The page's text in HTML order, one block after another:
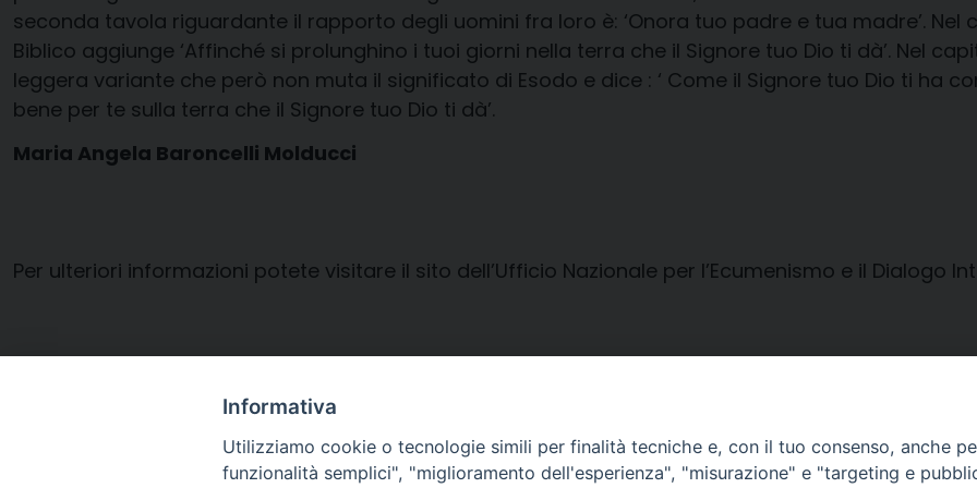
seconda tavola riguardante il rapporto degli uomini fra loro è: ‘Onora tuo padre e tua madre’. Nel
Biblico aggiunge ‘Affinché si prolunghino i tuoi giorni nella terra che il Signore tuo Dio ti dà’. Nel
leggera variante che però non muta il significato di Esodo e dice : ‘ Come il Signore tuo Dio ti ha
bene per te sulla terra che il Signore tuo Dio ti dà’.
Maria Angela Baroncelli Molducci
Per ulteriori informazioni potete visitare il sito dell’Ufficio Nazionale per l’Ecumenismo e il Dialogo
Giornata_Riflessione_Ebraico_Cristiana
Informativa
Utilizziamo cookie o tecnologie simili per finalità tecniche e, con il tuo consenso, anche
funzionalità semplici", "miglioramento dell'esperienza", "misurazione" e "targeting e